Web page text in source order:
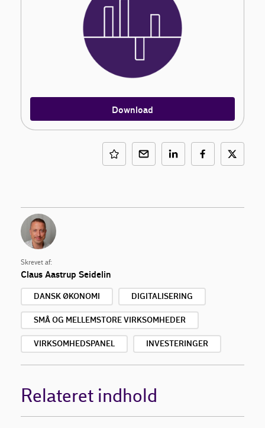
Download
Skrevet af:
Claus Aastrup Seidelin
DANSK ØKONOMI DIGITALISERING
SMÅ OG MELLEMSTORE VIRKSOMHEDER
VIRKSOMHEDSPANEL INVESTERINGER
Relateret indhold